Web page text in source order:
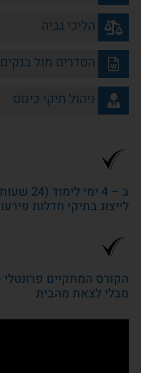
הליכי גביה
הסדרים מול בנקים
ניהול תיקי כינוס
ב – 4
לייצוג בתיקי חדלות
הקורס המתקיים פרונטלי
מבלי לצאת מהבית